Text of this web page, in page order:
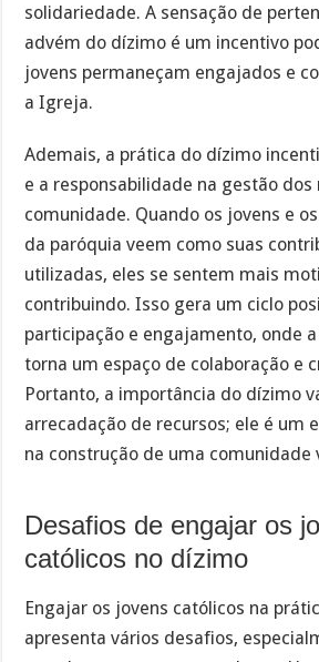
solidariedade. A sensação de
advém do dízimo é um incentivo
jovens permaneçam engajados e
a Igreja.
Ademais, a prática do dízimo
e a responsabilidade na gestão dos
comunidade. Quando os jovens e
da paróquia veem como suas
utilizadas, eles se sentem mais
contribuindo. Isso gera um ciclo
participação e engajamento, onde
torna um espaço de colaboração e
Portanto, a importância do dízimo
arrecadação de recursos; ele é um
na construção de uma comunidade
Desafios de engajar os
católicos no dízimo
Engajar os jovens católicos na
apresenta vários desafios,